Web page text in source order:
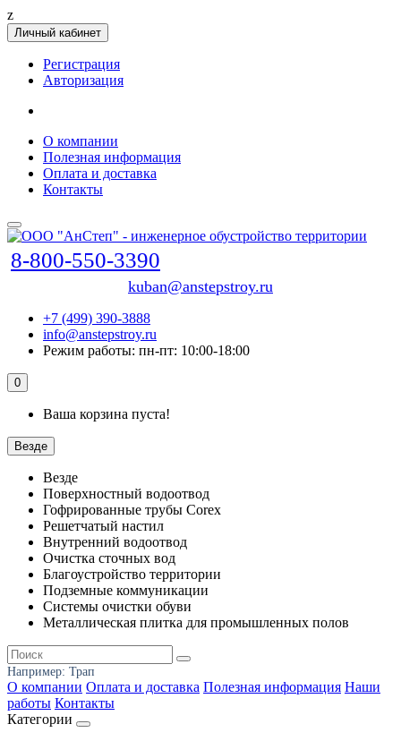
z
Личный кабинет
Регистрация
Авторизация
О компании
Полезная информация
Оплата и доставка
Контакты
8-800-550-3390
kuban@anstepstroy.ru
+7 (499) 390-3888
info@anstepstroy.ru
Режим работы: пн-пт: 10:00-18:00
0
Ваша корзина пуста!
Везде
Везде
Поверхностный водоотвод
Гофрированные трубы Corex
Решетчатый настил
Внутренний водоотвод
Очистка сточных вод
Благоустройство территории
Подземные коммуникации
Системы очистки обуви
Металлическая плитка для промышленных полов
Например: Трап
О компании Оплата и доставка Полезная информация Наши
работы Контакты
Категории